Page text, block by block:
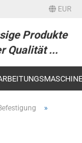
EUR
Produkte
Qualität ...
»